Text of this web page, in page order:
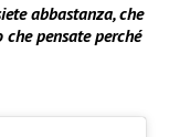
abbastanza, che
pensate perché